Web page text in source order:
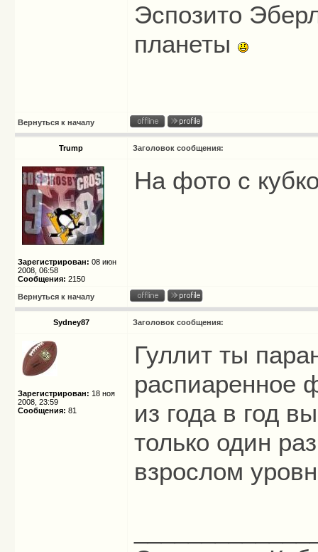
Эспозито
планеты
Вернуться к началу
Trump Заголовок сообщения:
Зарегистрирован: 08 июн
2008, 06:58
Сообщения: 2150
На фото с
Вернуться к началу
Sydney87 Заголовок сообщения:
Зарегистрирован: 18 ноя
2008, 23:59
Сообщения: 81
Гуллит ты
распиаренное
из года в год
только один
взрослом